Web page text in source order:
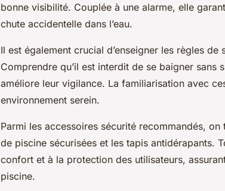
bonne visibilité. Couplée à une alarme, elle
chute accidentelle dans l’eau.
Il est également crucial d’enseigner les règles
Comprendre qu’il est interdit de se baigner sans
améliore leur vigilance. La familiarisation avec
environnement serein.
Parmi les accessoires sécurité recommandés,
de piscine sécurisées et les tapis antidérapants.
confort et à la protection des utilisateurs,
piscine.